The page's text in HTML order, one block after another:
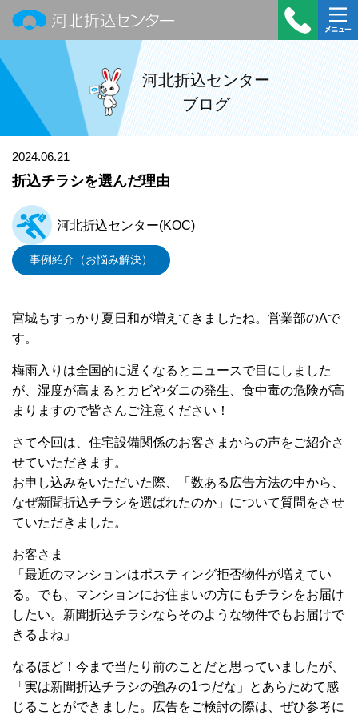
河北折込センター
メニュ
ー
受付時
間：平
日
9:00～
18:00
河北折込センター
ブログ
2024.06.21
折込チラシを選んだ理由
河北折込センター(KOC)
事例紹介（お悩み解決）
宮城もすっかり夏日和が増えてきましたね。営業部のAで
す。
梅雨入りは全国的に遅くなるとニュースで目にしました
が、湿度が高まるとカビやダニの発生、食中毒の危険が高
まりますので皆さんご注意ください！
さて今回は、住宅設備関係のお客さまからの声をご紹介さ
せていただきます。
お申し込みをいただいた際、「数ある広告方法の中から、
なぜ新聞折込チラシを選ばれたのか」について質問をさせ
ていただきました。
お客さま
「最近のマンションはポスティング拒否物件が増えてい
る。でも、マンションにお住まいの方にもチラシをお届け
したい。新聞折込チラシならそのような物件でもお届けで
きるよね」
なるほど！今まで当たり前のことだと思っていましたが、
「実は新聞折込チラシの強みの1つだな」とあらためて感
じることができました。広告をご検討の際は、ぜひ参考に